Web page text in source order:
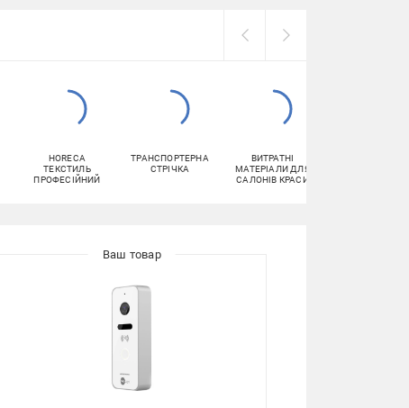
HORECA
ТЕКСТИЛЬ
ПРОФЕСІЙНИЙ
ТРАНСПОРТЕРНА
СТРІЧКА
ВИТРАТНІ
МАТЕРІАЛИ ДЛЯ
САЛОНІВ КРАСИ